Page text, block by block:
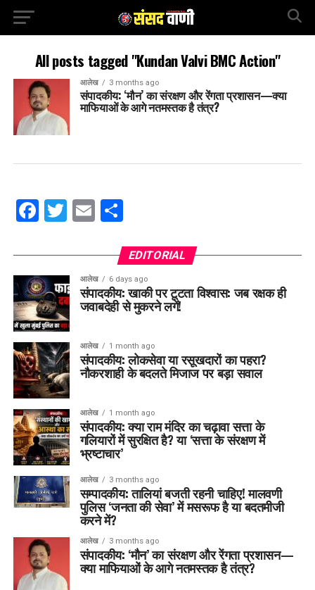
All posts tagged "Kundan Valvi BMC Action"
आलेख 3 months ago
संपादकीय: ‘मौन’ का संरक्षण और रेंगता प्रशासन—क्या
माफियाओं के आगे नतमस्तक है तंत्र?
Facebook
Twitter
EmailShare
EDITORIAL
आलेख 6 days ago
संपादकीय: खाकी पर टूटता विश्वास: जब रक्षक ही
जवाबदेही से मुकरने लगें!
आलेख 1 month ago
संपादकीय: लोकसेवा या रसूखदारों का पहरा?
नौकरशाही के बदलते मिजाज पर बड़ा सवाल
आलेख 1 month ago
संपादकीय: क्या राम मंदिर का चढ़ावा सत्ता के
गलियारों में सुरक्षित है? या ‘सत्ता के संरक्षण में
भ्रष्टाचार’
आलेख 3 months ago
सम्पादकीय: तालियां बजती रहनी चाहिए! मालवणी
पुलिस ‘जनता की सेवा’ में मसरूफ है या बदतमीजी
करने में?
आलेख 3 months ago
संपादकीय: ‘मौन’ का संरक्षण और रेंगता प्रशासन—
क्या माफियाओं के आगे नतमस्तक है तंत्र?